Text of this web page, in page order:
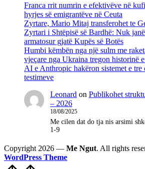
Franca rrit numrin e efektivëve në
hyrjes së emigrantëve në Ceuta
Zyrtare, Mario Mitaj transferohet te
Zyrtari i Shtëpisë së Bardhë: Nuk
armatosur gjatë Kupës së Botës
Humbi këmbën nga një sulm me
vjeçare nga Ukraina tregon historinë
AI e Anthropic hakëron sistemet e tre
testimeve
Leonard on Publikohet
– 2026
18/08/2025
Me cilen dat do tja nis arsimi
1-9
Copyright 2026 — Me Ngut. All rights
WordPress Theme